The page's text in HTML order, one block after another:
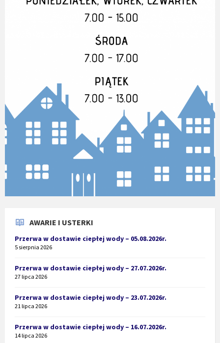
AWARIE I USTERKI
Przerwa w dostawie ciepłej wody – 05.08.2026r.
5 sierpnia 2026
Przerwa w dostawie ciepłej wody – 27.07.2026r.
27 lipca 2026
Przerwa w dostawie ciepłej wody – 23.07.2026r.
21 lipca 2026
Przerwa w dostawie ciepłej wody – 16.07.2026r.
14 lipca 2026